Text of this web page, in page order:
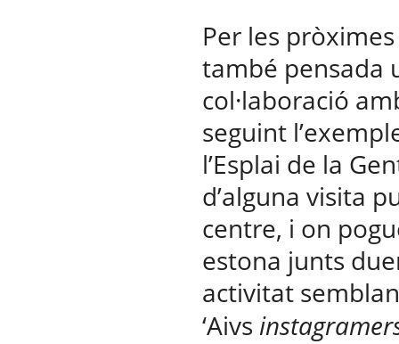
Per les
també pensada
col·laboració
seguint
l’Esplai de la
d’alguna visita
centre, i on
estona junts
activitat
‘Aivs